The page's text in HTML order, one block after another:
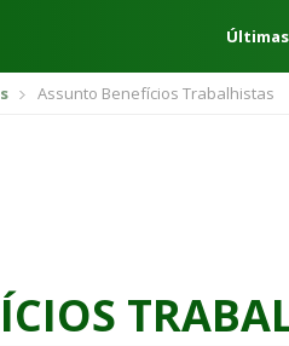
Assunto Benefícios Trabalhistas